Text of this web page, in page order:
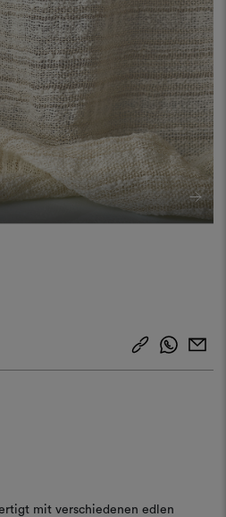
mit verschiedenen edlen